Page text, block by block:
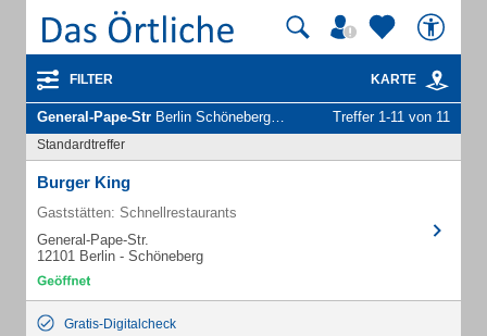
FILTER KARTE
General-Pape-Str Berlin Schöneberg - Unternehmen und Personen Treffer 1-11 von 11
Standardtreffer
Burger King
Gaststätten: Schnellrestaurants
General-Pape-Str.
12101 Berlin - Schöneberg
Gratis-Digitalcheck